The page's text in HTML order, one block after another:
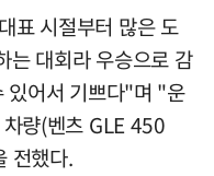
표 시절부터 많은 도
는 대회라 우승으로 감
있어서 기쁘다"며 "운
량(벤츠 GLE 450
전했다.